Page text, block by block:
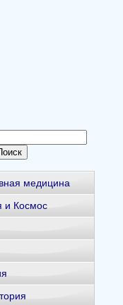
медицина
и Космос